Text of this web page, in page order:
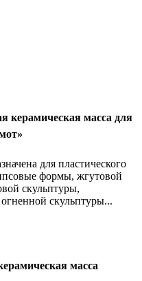
керамическая масса для
для пластического
формы, жгутовой
скульптуры,
скульптуры...
масса